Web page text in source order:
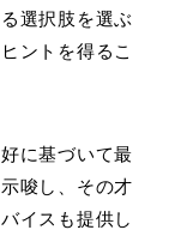
選択肢を選ぶ
ントを得るこ
に基づいて最
唆し、その才
イスも提供し